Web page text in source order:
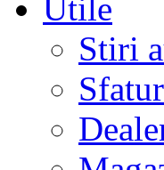
Utile
Stiri